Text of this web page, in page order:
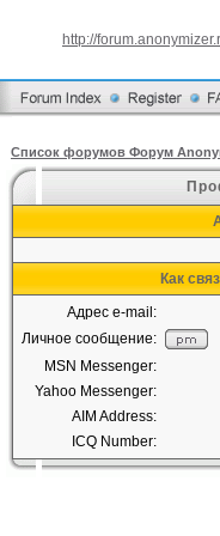
http://
Список форумов Форум
Как
Адрес e-mail:
Личное сообщение:
MSN Messenger:
Yahoo Messenger:
AIM Address:
ICQ Number: